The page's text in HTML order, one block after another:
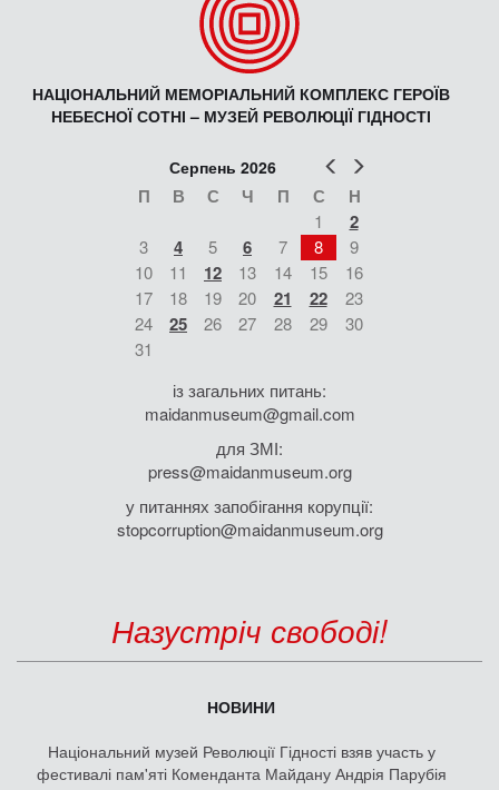
НАЦІОНАЛЬНИЙ МЕМОРІАЛЬНИЙ КОМПЛЕКС ГЕРОЇВ
НЕБЕСНОЇ СОТНІ – МУЗЕЙ РЕВОЛЮЦІЇ ГІДНОСТІ
Попер
Серпень 2026
П В С Ч П С Н
1 2
3 4 5 6 7 8
9
10
11 12 13 14 15
16
17
18 19 20 21 22
23
24
25 26 27 28 29
30
31
із загальних питань:
maidanmuseum@gmail.com
для ЗМІ:
press@maidanmuseum.org
у питаннях запобігання корупції:
stopcorruption@maidanmuseum.org
Назустріч свободі!
НОВИНИ
Національний музей Революції Гідності взяв участь у
фестивалі пам'яті Коменданта Майдану Андрія Парубія